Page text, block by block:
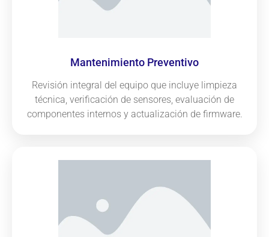
Mantenimiento Preventivo
Revisión integral del equipo que incluye limpieza
técnica, verificación de sensores, evaluación de
componentes internos y actualización de firmware.